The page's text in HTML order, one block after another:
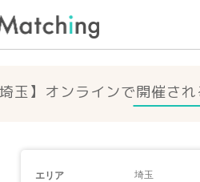
埼玉】オンラインで開催さ
エリア 埼玉